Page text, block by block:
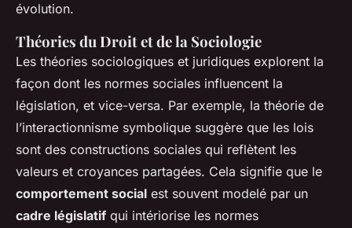
évolution.
Théories du Droit et de la Sociologie
Les théories sociologiques et juridiques explorent la
façon dont les normes sociales influencent la
législation, et vice-versa. Par exemple, la théorie de
l’interactionnisme symbolique suggère que les lois
sont des constructions sociales qui reflètent les
valeurs et croyances partagées. Cela signifie que le
comportement social est souvent modelé par un
cadre législatif qui intériorise les normes